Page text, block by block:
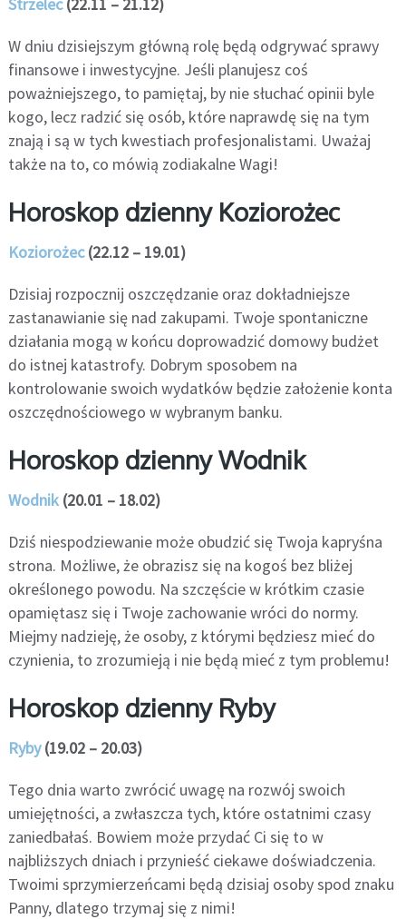
W dniu dzisiejszym główną rolę będą odgrywać sprawy
finansowe i inwestycyjne. Jeśli planujesz coś
poważniejszego, to pamiętaj, by nie słuchać opinii byle
kogo, lecz radzić się osób, które naprawdę się na tym
znają i są w tych kwestiach profesjonalistami. Uważaj
także na to, co mówią zodiakalne Wagi!
Horoskop dzienny Koziorożec
Koziorożec(22.12 – 19.01)
Dzisiaj rozpocznij oszczędzanie oraz dokładniejsze
zastanawianie się nad zakupami. Twoje spontaniczne
działania mogą w końcu doprowadzić domowy budżet
do istnej katastrofy. Dobrym sposobem na
kontrolowanie swoich wydatków będzie założenie konta
oszczędnościowego w wybranym banku.
Horoskop dzienny Wodnik
Wodnik(20.01 – 18.02)
Dziś niespodziewanie może obudzić się Twoja kapryśna
strona. Możliwe, że obrazisz się na kogoś bez bliżej
określonego powodu. Na szczęście w krótkim czasie
opamiętasz się i Twoje zachowanie wróci do normy.
Miejmy nadzieję, że osoby, z którymi będziesz mieć do
czynienia, to zrozumieją i nie będą mieć z tym problemu!
Horoskop dzienny Ryby
Ryby(19.02 – 20.03)
Tego dnia warto zwrócić uwagę na rozwój swoich
umiejętności, a zwłaszcza tych, które ostatnimi czasy
zaniedbałaś. Bowiem może przydać Ci się to w
najbliższych dniach i przynieść ciekawe doświadczenia.
Twoimi sprzymierzeńcami będą dzisiaj osoby spod znaku
Panny, dlatego trzymaj się z nimi!